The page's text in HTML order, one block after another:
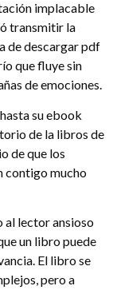
implacable
transmitir la
de descargar pdf
que fluye sin
de emociones.
su ebook
de la libros de
de que los
contigo mucho
al lector ansioso
un libro puede
El libro se
pero a